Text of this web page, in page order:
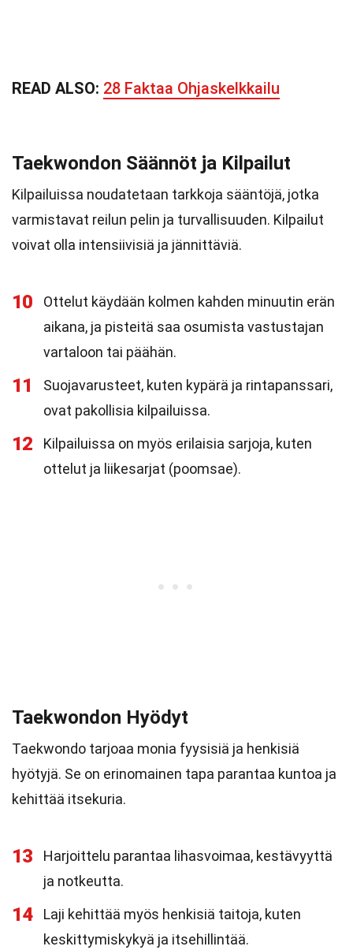
READ ALSO: 28 Faktaa Ohjaskelkkailu
Taekwondon Säännöt ja Kilpailut
Kilpailuissa noudatetaan tarkkoja sääntöjä, jotka
varmistavat reilun pelin ja turvallisuuden. Kilpailut
voivat olla intensiivisiä ja jännittäviä.
10
Ottelut käydään kolmen kahden minuutin erän
aikana, ja pisteitä saa osumista vastustajan
vartaloon tai päähän.
11
Suojavarusteet, kuten kypärä ja rintapanssari,
ovat pakollisia kilpailuissa.
12
Kilpailuissa on myös erilaisia sarjoja, kuten
ottelut ja liikesarjat (poomsae).
Taekwondon Hyödyt
Taekwondo tarjoaa monia fyysisiä ja henkisiä
hyötyjä. Se on erinomainen tapa parantaa kuntoa ja
kehittää itsekuria.
13
Harjoittelu parantaa lihasvoimaa, kestävyyttä
ja notkeutta.
14
Laji kehittää myös henkisiä taitoja, kuten
keskittymiskykyä ja itsehillintää.